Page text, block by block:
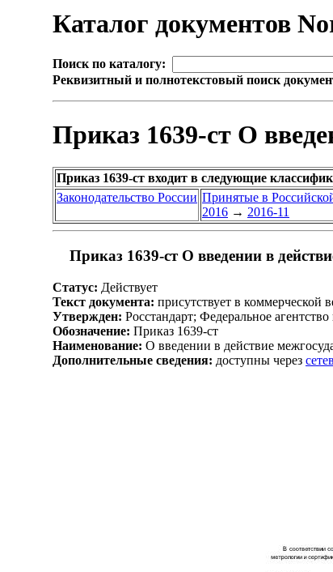
Каталог документов
Поиск по каталогу:
Реквизитный и полнотекстовый поиск
Приказ 1639-ст О
Приказ 1639-ст входит в следующие
Законодательство России Принятые в
2016 → 2016-11
Приказ 1639-ст О введении в
Статус: Действует
Текст документа: присутствует в коммерческой
Утвержден: Росстандарт; Федеральное
Обозначение: Приказ 1639-ст
Наименование: О введении в действие
Дополнительные сведения: доступны через